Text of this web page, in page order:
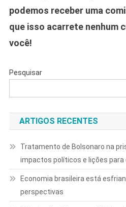
podemos receber uma
que isso acarrete nenhum
você!
Pesquisar
ARTIGOS RECENTES
Tratamento de Bolsonaro na
impactos políticos e lições para
Economia brasileira está
perspectivas